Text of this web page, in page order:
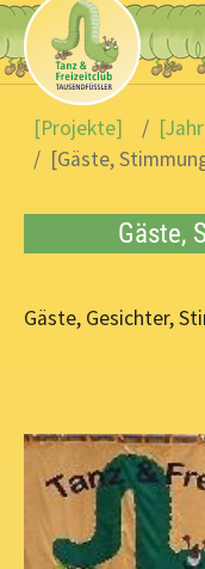
Skip to main content
You are here:
[Projekte]
[Gäste,
Gäste,
Gäste, Gesichter,